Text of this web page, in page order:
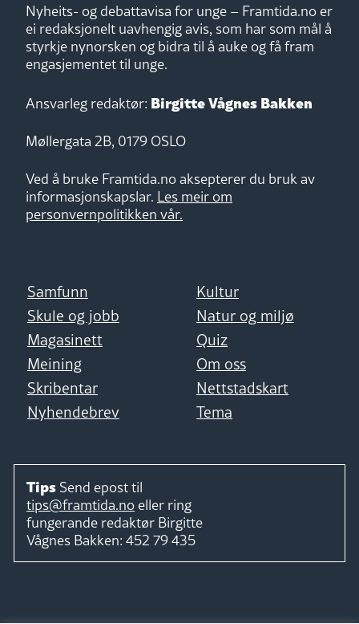
Nyheits- og debattavisa for unge – Framtida.no er
ei redaksjonelt uavhengig avis, som har som mål å
styrkje nynorsken og bidra til å auke og få fram
engasjementet til unge.
Ansvarleg redaktør: Birgitte Vågnes Bakken
Møllergata 2B, 0179 OSLO
Ved å bruke Framtida.no aksepterer du bruk av
informasjonskapslar. Les meir om
personvernpolitikken vår.
Samfunn
Kultur
Skule og jobb
Natur og miljø
Magasinett
Quiz
Meining
Om oss
Skribentar
Nettstadskart
Nyhendebrev
Tema
Tips Send epost til
tips@framtida.no eller ring
fungerande redaktør Birgitte
Vågnes Bakken: 452 79 435